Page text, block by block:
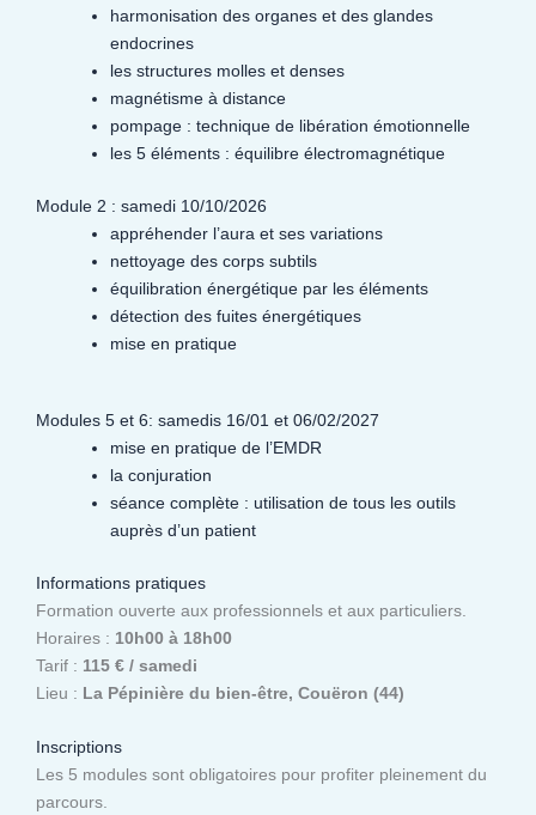
harmonisation des organes et des glandes
endocrines
les structures molles et denses
magnétisme à distance
pompage : technique de libération émotionnelle
les 5 éléments : équilibre électromagnétique
Module 2 : samedi 10/10/2026
appréhender l’aura et ses variations
nettoyage des corps subtils
équilibration énergétique par les éléments
détection des fuites énergétiques
mise en pratique
Modules 5 et 6: samedis 16/01 et 06/02/2027
mise en pratique de l’EMDR
la conjuration
séance complète : utilisation de tous les outils
auprès d’un patient
Informations pratiques
Formation ouverte aux professionnels et aux particuliers.
Horaires : 10h00 à 18h00
Tarif : 115 € / samedi
Lieu : La Pépinière du bien-être, Couëron (44)
Inscriptions
Les 5 modules sont obligatoires pour profiter pleinement du
parcours.